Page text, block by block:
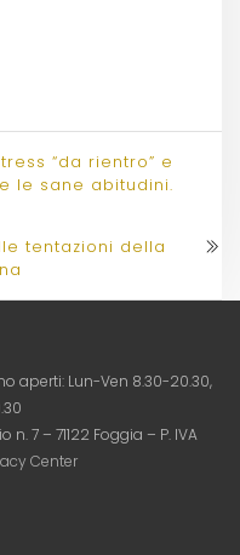
“da rientro” e
le sane abitudini.
tentazioni della
aperti: Lun-Ven 8.30-20.30,
7 – 71122 Foggia – P. IVA
Center